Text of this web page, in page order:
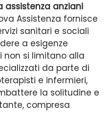
assistenza anziani
Assistenza fornisce
sanitari e sociali
a esigenze
non si limitano alla
da parte di
e infermieri,
la solitudine e
compresa